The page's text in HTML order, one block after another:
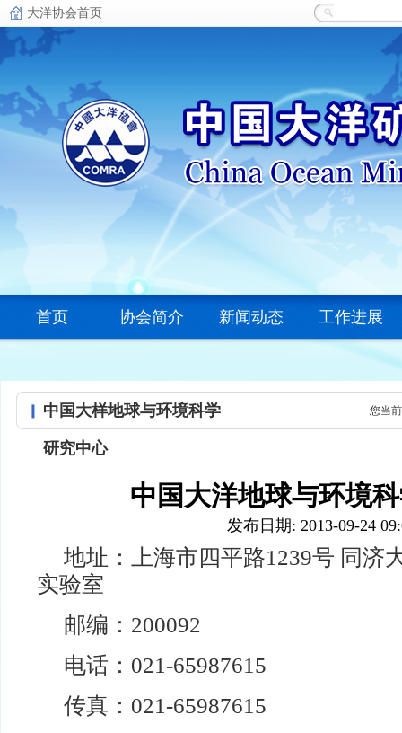
首页 协会简介 新闻动态 工作进展
中国大样地球与环境科学
研究中心
您当
中国大洋地球与环境
发布日期: 2013-09-24
地址：上海市四平路1239号 同济
实验室
邮编：200092
电话：021-65987615
传真：021-65987615